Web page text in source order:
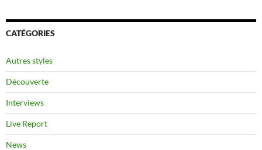
CATÉGORIES
Autres styles
Découverte
Interviews
Live Report
News